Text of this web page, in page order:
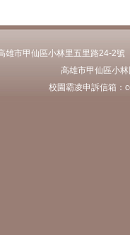
雄市甲仙區小林里五里路24-2
高雄市甲仙區小
校園霸凌申訴信箱：